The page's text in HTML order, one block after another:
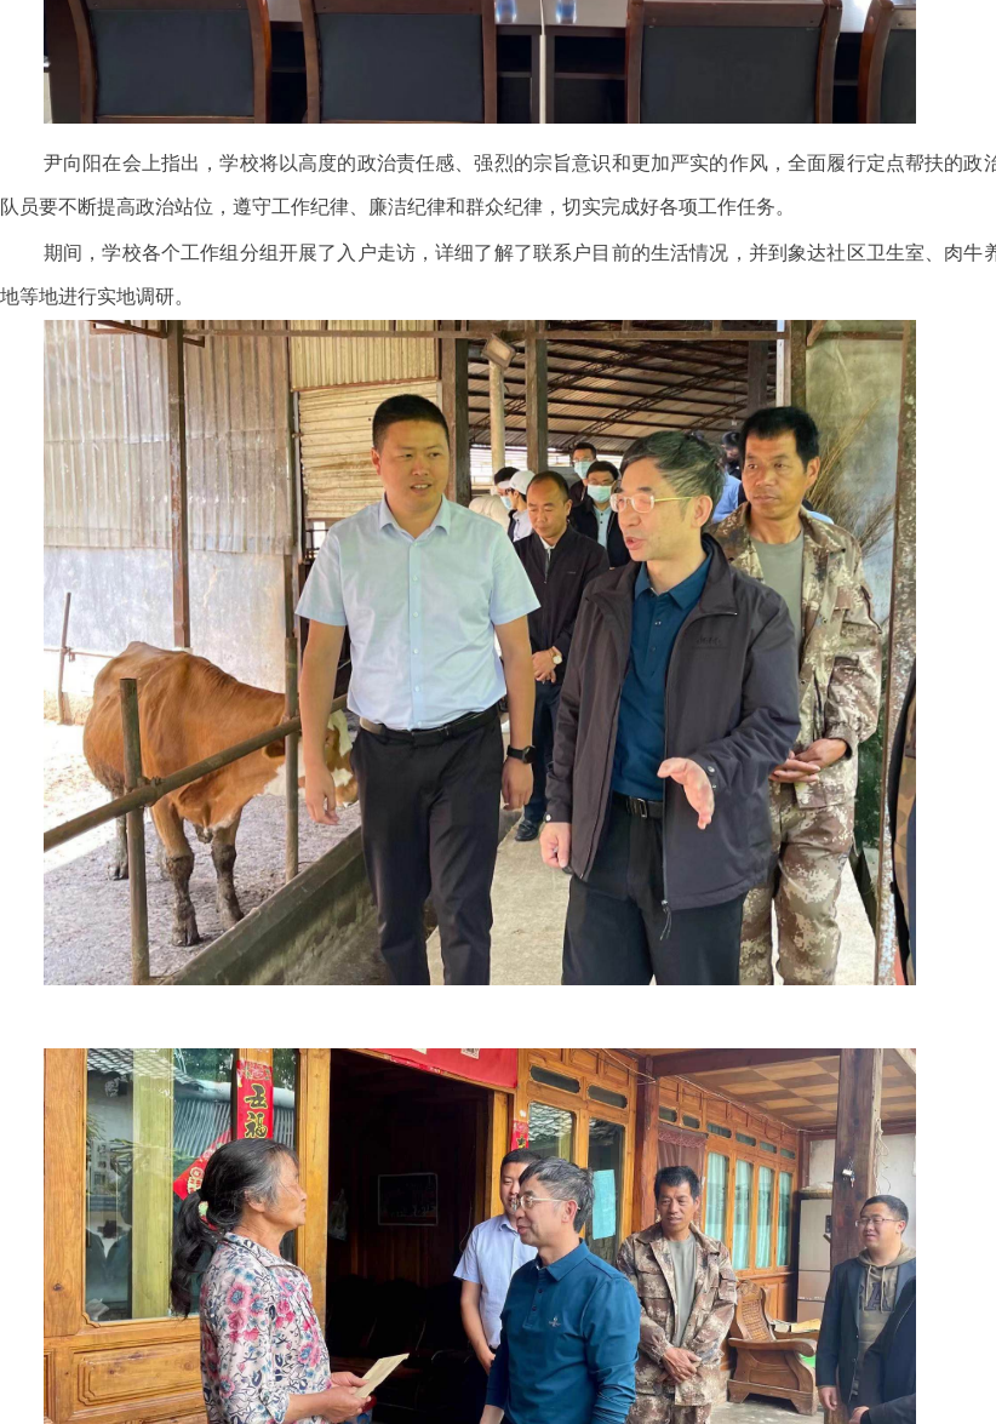
尹向阳在会上指出，学校将以高度的政治责任感、强烈的宗旨意识和更加严实的作风，全面履行定点帮扶的政
队员要不断提高政治站位，遵守工作纪律、廉洁纪律和群众纪律，切实完成好各项工作任务。
期间，学校各个工作组分组开展了入户走访，详细了解了联系户目前的生活情况，并到象达社区卫生室、肉牛
地等地进行实地调研。